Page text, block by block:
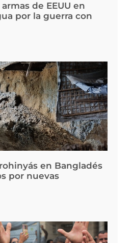
de EEUU en
por la guerra con
en Bangladés
por nuevas